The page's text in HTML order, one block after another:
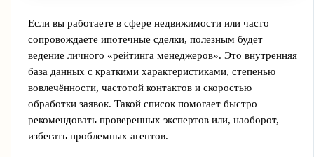
Если вы работаете в сфере недвижимости или часто
сопровождаете ипотечные сделки, полезным будет
ведение личного «рейтинга менеджеров». Это внутренняя
база данных с краткими характеристиками, степенью
вовлечённости, частотой контактов и скоростью
обработки заявок. Такой список помогает быстро
рекомендовать проверенных экспертов или, наоборот,
избегать проблемных агентов.